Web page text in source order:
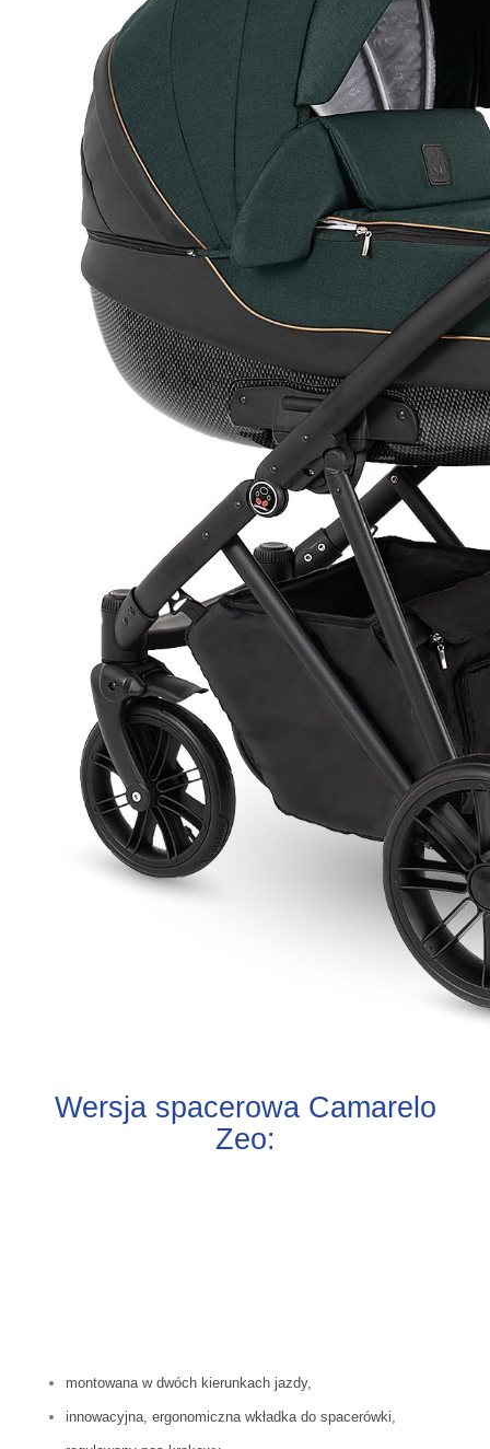
Wersja spacerowa Camarelo
Zeo:
montowana w dwóch kierunkach jazdy,
innowacyjna, ergonomiczna wkładka do spacerówki,